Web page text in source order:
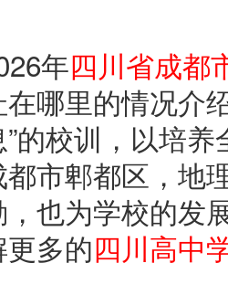
年四川省成都
哪里的情况介
的校训，以培
市郫都区，地
也为学校的发
多的四川高中